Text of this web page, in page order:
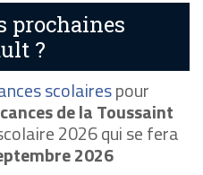
prochaines
?
scolairespour
de la Toussaint
2026 qui se fera
2026